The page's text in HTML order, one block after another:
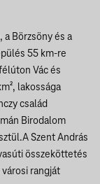
a Börzsöny és a
55 km-re
Vác és
lakossága
család
Birodalom
Szent András
összeköttetés
rangját